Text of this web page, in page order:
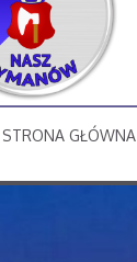
STRONA GŁÓWNA